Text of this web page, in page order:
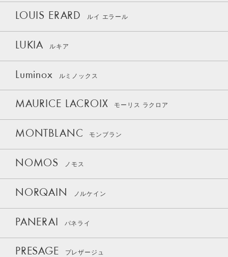
LOUIS ERARD ルイ エラール
LUKIA ルキア
Luminox ルミノックス
MAURICE LACROIX モーリス ラクロア
MONTBLANC モンブラン
NOMOS ノモス
NORQAIN ノルケイン
PANERAI パネライ
PRESAGE プレザージュ